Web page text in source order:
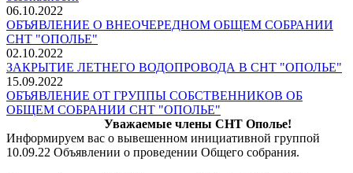
06.10.2022
ОБЪЯВЛЕНИЕ О ВНЕОЧЕРЕДНОМ ОБЩЕМ СОБРАНИИ
СНТ "ОПОЛЬЕ"
02.10.2022
ЗАКРЫТИЕ ЛЕТНЕГО ВОДОПРОВОДА В СНТ "ОПОЛЬЕ"
15.09.2022
ОБЪЯВЛЕНИЕ ОТ ГРУППЫ СОБСТВЕННИКОВ ОБ
ОБЩЕМ СОБРАНИИ СНТ "ОПОЛЬЕ"
Уважаемые члены СНТ Ополье!
Информируем вас о вывешенном инициативной группой
10.09.22 Объявлении о проведении Общего собрания.